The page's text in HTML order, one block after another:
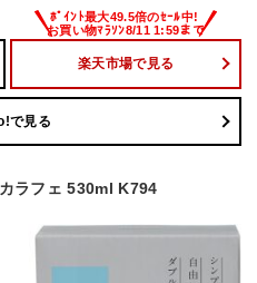
楽天市場で見る
で見る
ラフェ 530ml K794